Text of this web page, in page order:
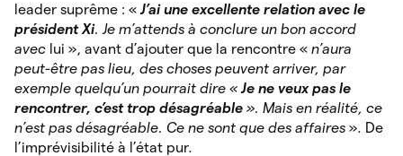
leader suprême : « J’ai une excellente relation avec le
président Xi. Je m’attends à conclure un bon accord
avec lui », avant d’ajouter que la rencontre « n’aura
peut-être pas lieu, des choses peuvent arriver, par
exemple quelqu’un pourrait dire « Je ne veux pas le
rencontrer, c’est trop désagréable ». Mais en réalité, ce
n’est pas désagréable. Ce ne sont que des affaires ». De
l’imprévisibilité à l’état pur.